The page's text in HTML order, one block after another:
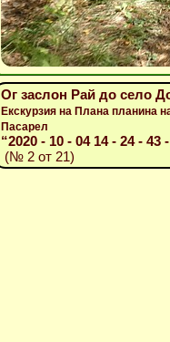
Ог заслон Рай до село
Екскурзия на Плана планина
Пасарел
“2020 - 10 - 04 14 - 24 -
(№ 2 от 21)